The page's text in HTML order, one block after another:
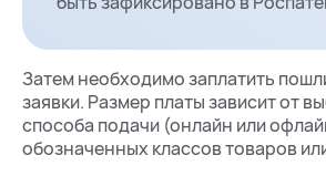
Затем необходимо заплатить
заявки. Размер платы зависит от
способа подачи (онлайн или
обозначенных классов товаров